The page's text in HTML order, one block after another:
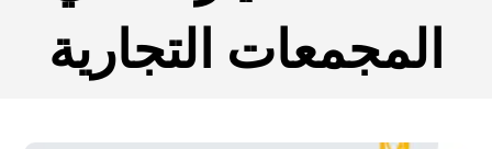
المجمعات التجارية